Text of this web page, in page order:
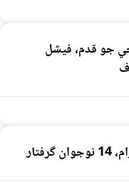
جو قدم، فيشل